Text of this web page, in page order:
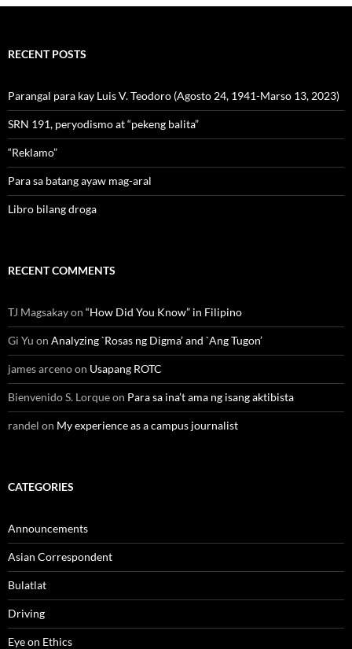
RECENT POSTS
Parangal para kay Luis V. Teodoro (Agosto 24, 1941-Marso 13, 2023)
SRN 191, peryodismo at “pekeng balita”
“Reklamo”
Para sa batang ayaw mag-aral
Libro bilang droga
RECENT COMMENTS
TJ Magsakayon “How Did You Know” in Filipino
Gi Yu on Analyzing `Rosas ng Digma’ and `Ang Tugon’
james arcenoon Usapang ROTC
Bienvenido S. Lorqueon Para sa ina’t ama ng isang aktibista
randel on My experience as a campus journalist
CATEGORIES
Announcements
Asian Correspondent
Bulatlat
Driving
Eye on Ethics